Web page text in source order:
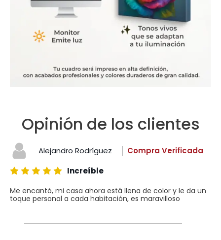
Opinión de los clientes
Alejandro Rodríguez
Compra Verificada
Increíble
Me encantó, mi casa ahora está llena de color y le da un
toque personal a cada habitación, es maravilloso